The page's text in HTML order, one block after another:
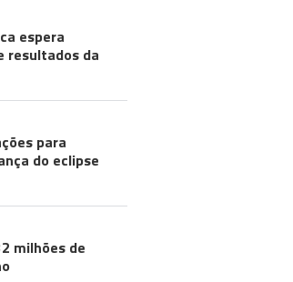
espera
resultados da
para
do eclipse
milhões de